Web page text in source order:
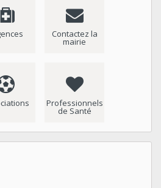
Contactez la
mairie
Professionnels
de Santé